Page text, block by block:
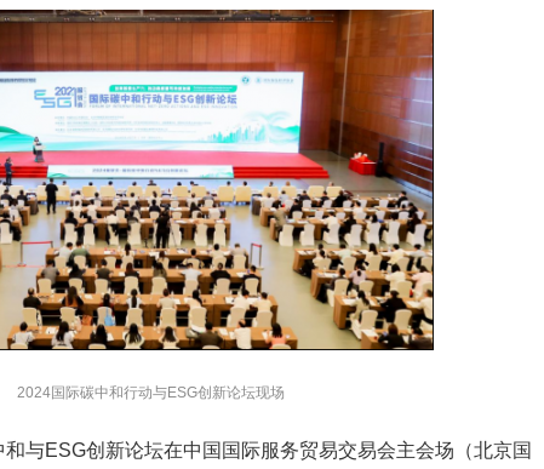
2024国际碳中和行动与ESG创新论坛现场
与ESG创新论坛在中国国际服务贸易交易会主会场（北京国